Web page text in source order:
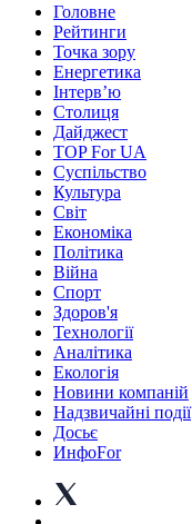
Головне
Рейтинги
Точка зору
Енергетика
Інтерв’ю
Столиця
Дайджест
TOP For UA
Суспiльство
Культура
Світ
Економіка
Політика
Війна
Спорт
Здоров'я
Технології
Аналітика
Екологія
Новини компаній
Надзвичайні події
Досьє
ИнфоFor